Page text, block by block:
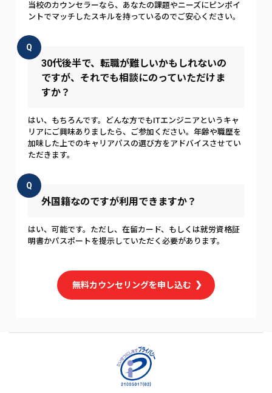
当校のカウンセラーなら、あなたの課題やニーズにピンポイ
ントでマッチしたスキルを持っているのでご安心ください。
Q
30代後半で、転職が難しいかもしれないの
ですが、それでも相談にのっていただけま
すか？
はい、もちろんです。どんな方でもITエンジニアというキャ
リアにご興味ありましたら、ご参加ください。年齢や職歴を
加味した上でのキャリアパスの選び方をアドバイスさせてい
ただきます。
Q
外国籍なのですが利用できますか？
はい、可能です。ただし、在留カード、もしくは就労資格証
明書かパスポートを提示していただく必要があります。
無料カウンセリングを申し込む